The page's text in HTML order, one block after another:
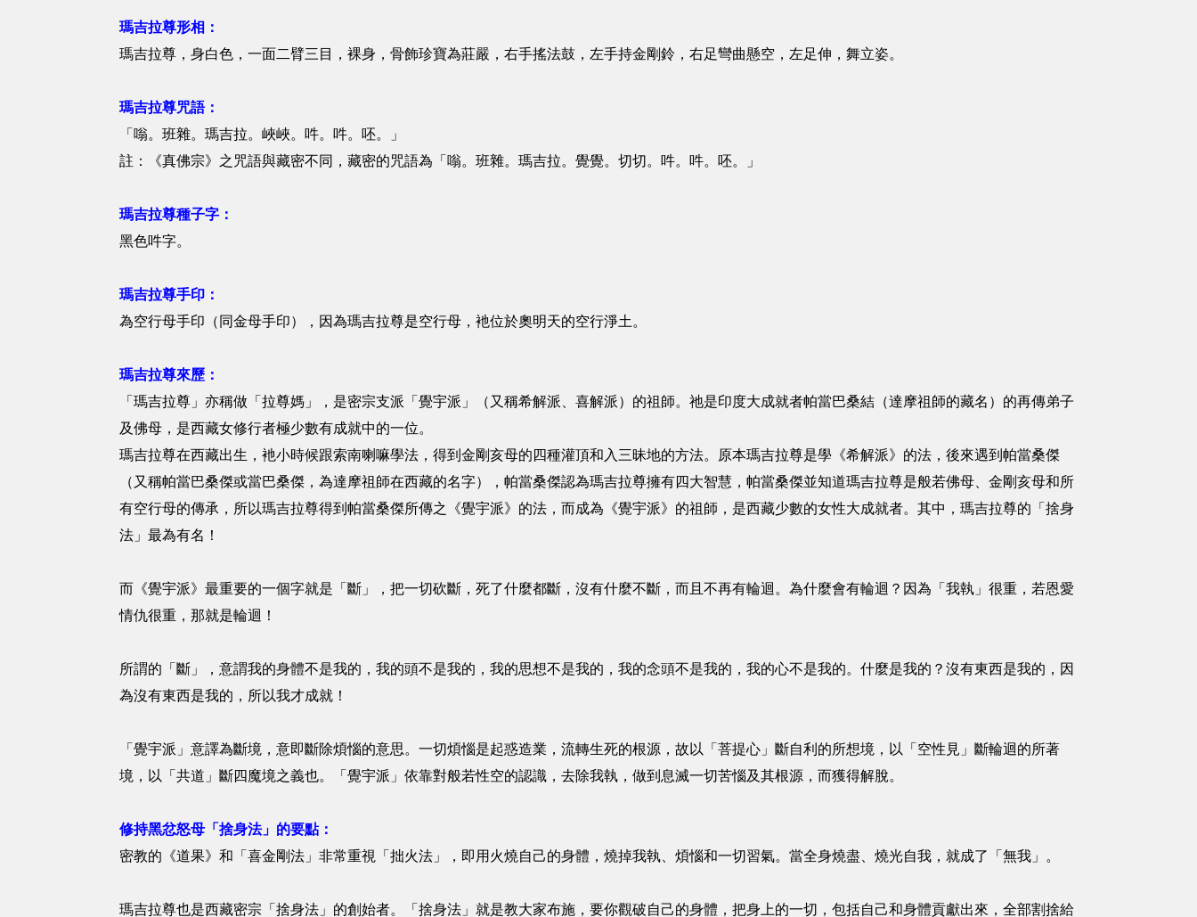
瑪吉拉尊形相：
瑪吉拉尊，身白色，一面二臂三目，裸身，骨飾珍寶為莊嚴，右手搖法鼓，左手持金剛鈴，右足彎曲懸空，左足伸，舞立姿。
瑪吉拉尊咒語：
「嗡。班雜。瑪吉拉。峽峽。吽。吽。呸。」
註：《真佛宗》之咒語與藏密不同，藏密的咒語為「嗡。班雜。瑪吉拉。覺覺。切切。吽。吽。呸。」
瑪吉拉尊種子字：
黑色吽字。
瑪吉拉尊手印：
為空行母手印（同金母手印），因為瑪吉拉尊是空行母，衪位於奧明天的空行淨土。
瑪吉拉尊來歷：
「瑪吉拉尊」亦稱做「拉尊媽」，是密宗支派「覺宇派」（又稱希解派、喜解派）的祖師。祂是印度大成就者帕當巴桑結（達摩祖師的藏名）的再傳弟子
及佛母，是西藏女修行者極少數有成就中的一位。
瑪吉拉尊在西藏出生，衪小時候跟索南喇嘛學法，得到金剛亥母的四種灌頂和入三昧地的方法。原本瑪吉拉尊是學《希解派》的法，後來遇到帕當桑傑
（又稱帕當巴桑傑或當巴桑傑，為達摩祖師在西藏的名字），帕當桑傑認為瑪吉拉尊擁有四大智慧，帕當桑傑並知道瑪吉拉尊是般若佛母、金剛亥母和所
有空行母的傳承，所以瑪吉拉尊得到帕當桑傑所傳之《覺宇派》的法，而成為《覺宇派》的祖師，是西藏少數的女性大成就者。其中，瑪吉拉尊的「捨身
法」最為有名！
而《覺宇派》最重要的一個字就是「斷」，把一切砍斷，死了什麼都斷，沒有什麼不斷，而且不再有輪迴。為什麼會有輪迴？因為「我執」很重，若恩愛
情仇很重，那就是輪迴！
所謂的「斷」，意謂我的身體不是我的，我的頭不是我的，我的思想不是我的，我的念頭不是我的，我的心不是我的。什麼是我的？沒有東西是我的，因
為沒有東西是我的，所以我才成就！
「覺宇派」意譯為斷境，意即斷除煩惱的意思。一切煩惱是起惑造業，流轉生死的根源，故以「菩提心」斷自利的所想境，以「空性見」斷輪迴的所著
境，以「共道」斷四魔境之義也。「覺宇派」依靠對般若性空的認識，去除我執，做到息滅一切苦惱及其根源，而獲得解脫。
修持黑忿怒母 「捨身法」的要點：
密教的《道果》和「喜金剛法」非常重視「拙火法」，即用火燒自己的身體，燒掉我執、煩惱和一切習氣。當全身燒盡、燒光自我，就成了「無我」。
瑪吉拉尊也是西藏密宗「捨身法」的創始者。「捨身法」就是教大家布施，要你觀破自己的身體，把身上的一切，包括自己和身體貢獻出來，全部割捨給